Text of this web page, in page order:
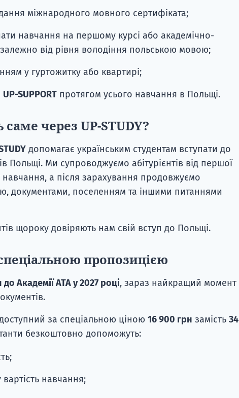
міжнародного мовного сертифіката;
навчання на першому курсі або академічно-
від рівня володіння польською мовою;
у гуртожитку або квартирі;
UP-SUPPORTпротягом усього навчання в Польщі.
через UP-STUDY?
допомагає українським студентам вступати до
Польщі. Ми супроводжуємо абітурієнтів від першої
навчання, а після зарахування продовжуємо
документами, поселенням та іншими питаннями
щороку довіряють нам свій вступ до Польщі.
пропозицією
до Академії ATA у 2027 році, зараз найкращий момент
за спеціальною ціною 16 900 грн замість 34
безкоштовно допоможуть:
навчання;